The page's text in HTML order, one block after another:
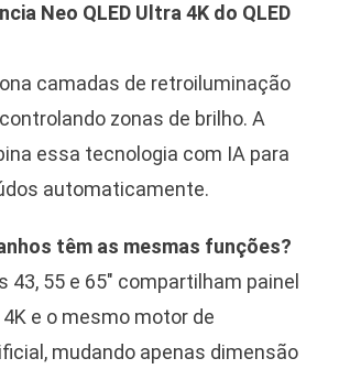
Neo QLED Ultra 4K do QLED
camadas de retroiluminação
zonas de brilho. A
essa tecnologia com IA para
automaticamente.
têm as mesmas funções?
43, 55 e 65″ compartilham painel
4K e o mesmo motor de
mudando apenas dimensão